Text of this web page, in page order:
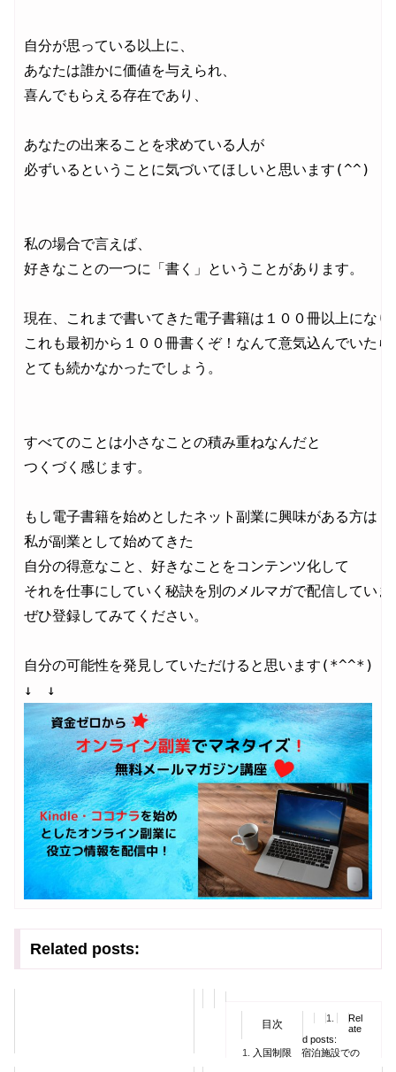
自分が思っている以上に、
あなたは誰かに価値を与えられ、
喜んでもらえる存在であり、
あなたの出来ることを求めている人が
必ずいるということに気づいてほしいと思います(^^)
私の場合で言えば、
好きなことの一つに「書く」ということがあります。
現在、これまで書いてきた電子書籍は１００冊以上になり
これも最初から１００冊書くぞ！なんて意気込んでいたら
とても続かなかったでしょう。
すべてのことは小さなことの積み重ねなんだと
つくづく感じます。
もし電子書籍を始めとしたネット副業に興味がある方は
私が副業として始めてきた
自分の得意なこと、好きなことをコンテンツ化して
それを仕事にしていく秘訣を別のメルマガで配信していま
ぜひ登録してみてください。
自分の可能性を発見していただけると思います(*^^*)
Related posts:
目次
Rel
ate
d posts:
入国制限 宿泊施設での